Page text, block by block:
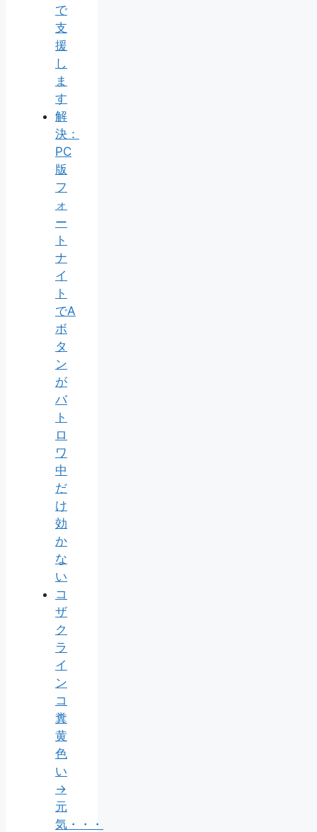
で
支
援
し
ま
す
解
決：
PC
版
フ
ォ
ー
ト
ナ
イ
ト
でA
ボ
タ
ン
が
バ
ト
ロ
ワ
中
だ
け
効
か
な
い
コ
ザ
ク
ラ
イ
ン
コ
糞
黄
色
い
→
元
気・・・